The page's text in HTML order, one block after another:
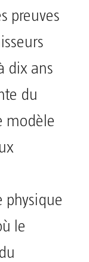
preuves
dix ans
du
modèle
physique
le